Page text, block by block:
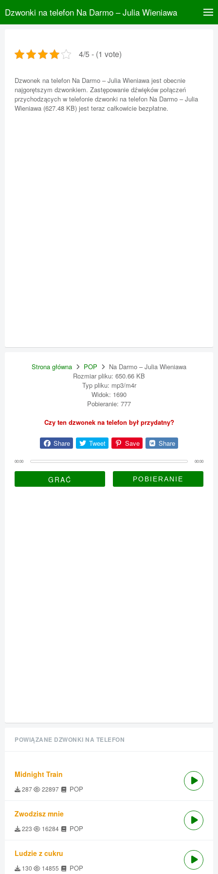
Dzwonki na telefon Na Darmo – Julia Wieniawa
4/5 - (1 vote)
Dzwonek na telefon Na Darmo – Julia Wieniawa jest obecnie
najgorętszym dzwonkiem. Zastępowanie dźwięków połączeń
przychodzących w telefonie dzwonki na telefon Na Darmo – Julia
Wieniawa (627.48 KB) jest teraz całkowicie bezpłatne.
Strona główna POP
Na Darmo – Julia Wieniawa
Rozmiar pliku: 650.66 KB
Typ pliku: mp3/m4r
Widok: 1690
Pobieranie: 777
Czy ten dzwonek na telefon był przydatny?
Share Tweet Save Share
00:00 00:00
GRAĆ
POWIĄZANE DZWONKI NA TELEFON
Midnight Train
287 22897 POP
Zwodzisz mnie
223 16284 POP
Ludzie z cukru
130 14855 POP